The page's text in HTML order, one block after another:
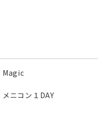
Magic
メニコン１DAY